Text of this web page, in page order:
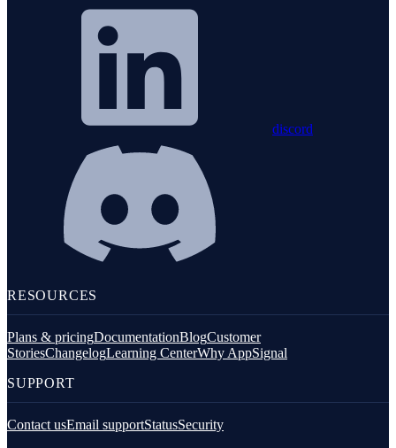
discord
RESOURCES
Plans & pricingDocumentationBlogCustomer
StoriesChangelogLearning CenterWhy AppSignal
SUPPORT
Contact usEmail supportStatusSecurity